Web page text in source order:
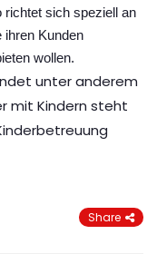
richtet sich speziell an
ihren Kunden
wollen.
unter anderem
mit Kindern steht
Share